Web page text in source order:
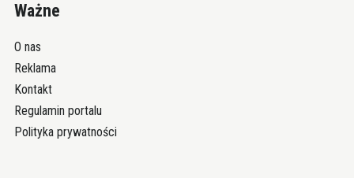
Ważne
O nas
Reklama
Kontakt
Regulamin portalu
Polityka prywatności